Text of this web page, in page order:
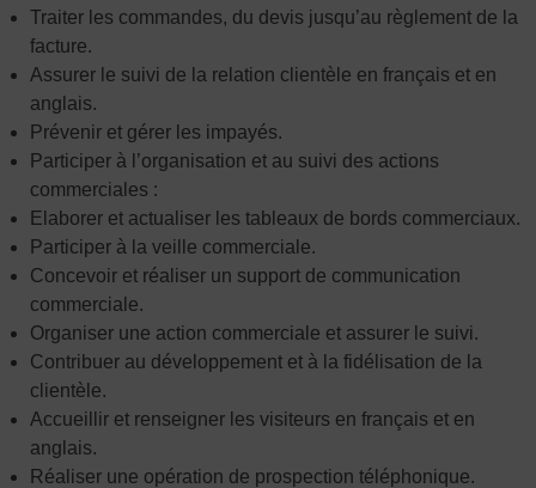
Traiter les commandes, du devis jusqu’au règlement de la
facture.
Assurer le suivi de la relation clientèle en français et en
anglais.
Prévenir et gérer les impayés.
Participer à l’organisation et au suivi des actions
commerciales :
Elaborer et actualiser les tableaux de bords commerciaux.
Participer à la veille commerciale.
Concevoir et réaliser un support de communication
commerciale.
Organiser une action commerciale et assurer le suivi.
Contribuer au développement et à la fidélisation de la
clientèle.
Accueillir et renseigner les visiteurs en français et en
anglais.
Réaliser une opération de prospection téléphonique.